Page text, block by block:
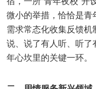
微小的举措，恰恰是青
需求常态化收集反馈机
说、说了有人听、听了
年心坎里的关键一环。